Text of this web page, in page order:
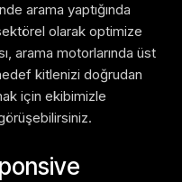
arama yaptığında
olarak optimize
arama motorlarında üst
hedef kitlenizi doğrudan
için ekibimizle